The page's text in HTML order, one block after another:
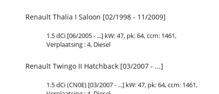
Renault Thalia I Saloon [02/1998 - 11/2009]
1.5 dCi [06/2005 - ...] kW: 47, pk: 64, ccm: 1461,
Verplaatsing : 4, Diesel
Renault Twingo II Hatchback [03/2007 - ...]
1.5 dCi (CN0E) [03/2007 - ...] kW: 47, pk: 64, ccm: 1461,